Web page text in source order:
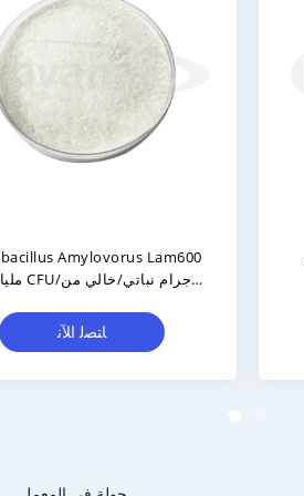
Levilactobacillus Brevis LBr05 200
مليار CFU / G نباتية / خالية من
من الألبان
ﺎﺘﺼﻟ ﺍﻶﻧ